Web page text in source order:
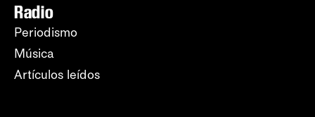
Radio
Periodismo
Música
Artículos leídos